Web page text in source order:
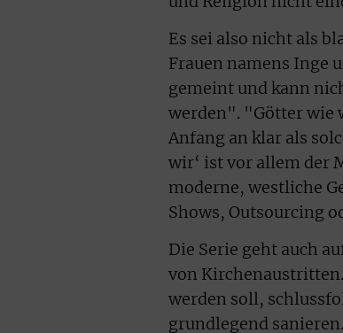
Es sei also nicht als
Frauen namens Inge
gemeint und kann
werden". "Götter wie
Anfang an klar als
wir‘ ist vor allem der
moderne, westliche
Shows, Outsourcing
Die Serie geht auch
von
werden soll,
grundlegend